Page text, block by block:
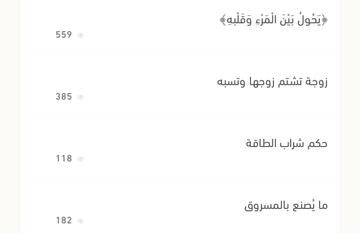
﴿يَحُولُ بَيْنَ الْمَرْءِ وَقَلْبِهِ﴾
زوجة تشتم زوجها وتسبه
حكم شراب الطاقة
ما يُصنع بالمسروق